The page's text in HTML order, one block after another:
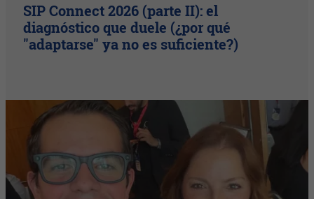
SIP Connect 2026 (parte II): el
diagnóstico que duele (¿por qué
"adaptarse" ya no es suficiente?)